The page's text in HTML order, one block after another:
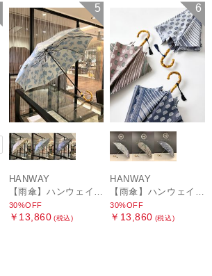
5
HANWAY
30%OFF
￥13,860 (税込)
6
HANWAY
30%OFF
￥13,860 (税込)